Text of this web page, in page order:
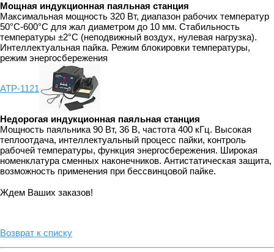
Мощная индукционная паяльная станция
Максимальная мощность 320 Вт, диапазон рабочих температур
50°C-600°C для жал диаметром до 10 мм. Стабильность
температуры ±2°C (неподвижный воздух, нулевая нагрузка).
Интеллектуальная пайка. Режим блокировки температуры,
режим энергосбережения
АТР-1121
Недорогая индукционная паяльная станция
Мощность паяльника 90 Вт, 36 В, частота 400 кГц. Высокая
теплоотдача, интеллектуальный процесс пайки, контроль
рабочей температуры, функция энергосбережения. Широкая
номенклатура сменных наконечников. Антистатическая защита,
возможность применения при бессвинцовой пайке.
Ждем Ваших заказов!
Возврат к списку